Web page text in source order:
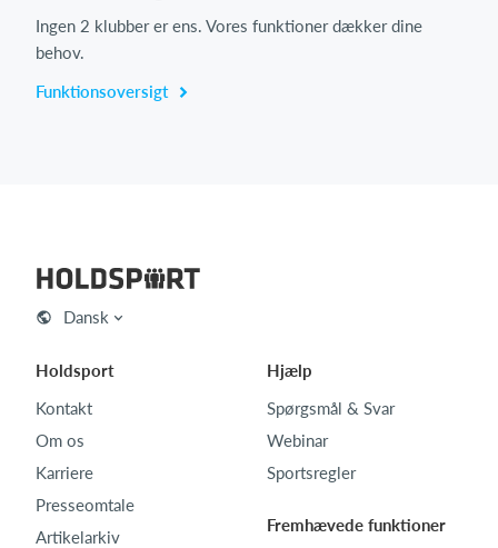
Ingen 2 klubber er ens. Vores funktioner dækker dine
behov.
Funktionsoversigt
Dansk
Holdsport
Kontakt
Om os
Karriere
Presseomtale
Artikelarkiv
Hjælp
Spørgsmål & Svar
Webinar
Sportsregler
Fremhævede funktioner